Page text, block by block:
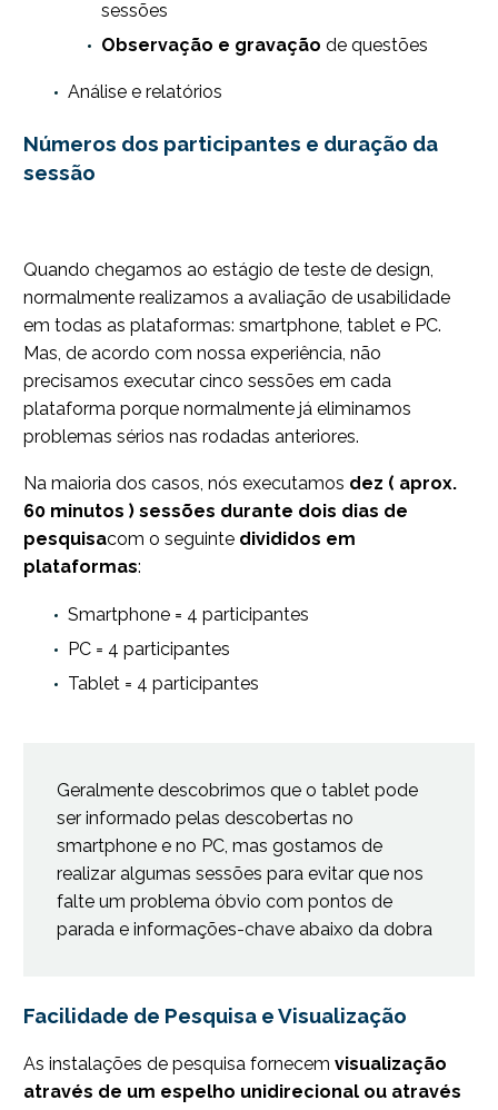
sessões
Observação e gravação de questões
Análise e relatórios
Números dos participantes e duração da
sessão
Quando chegamos ao estágio de teste de design,
normalmente realizamos a avaliação de usabilidade
em todas as plataformas: smartphone, tablet e PC.
Mas, de acordo com nossa experiência, não
precisamos executar cinco sessões em cada
plataforma porque normalmente já eliminamos
problemas sérios nas rodadas anteriores.
Na maioria dos casos, nós executamos dez ( aprox.
60 minutos ) sessões durante dois dias de
pesquisacom o seguinte divididos em
plataformas:
Smartphone = 4 participantes
PC = 4 participantes
Tablet = 4 participantes
Geralmente descobrimos que o tablet pode
ser informado pelas descobertas no
smartphone e no PC, mas gostamos de
realizar algumas sessões para evitar que nos
falte um problema óbvio com pontos de
parada e informações-chave abaixo da dobra
Facilidade de Pesquisa e Visualização
As instalações de pesquisa fornecem visualização
através de um espelho unidirecional ou através